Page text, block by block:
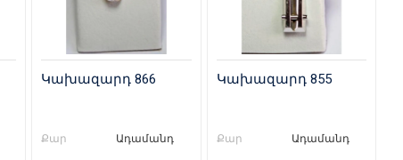
Կախազարդ 866
Քար Ադամանդ
Կախազարդ 855
Քար Ադամանդ